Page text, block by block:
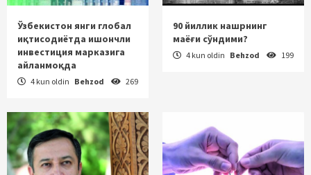
Ўзбекистон янги глобал
иқтисодиётда ишончли
инвестиция марказига
айланмоқда
4 kun oldin Behzod 269
90 йиллик нашрнинг
маёғи сўндими?
4 kun oldin Behzod 199